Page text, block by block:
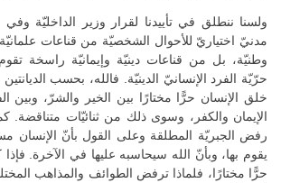
ولسنا ننطلق في تأييدنا لقرار وزير الداخليّة وفي
مدنيّ اختياريّ للأحوال الشخصيّة من قناعات
وطنيّة، بل من قناعات دينيّة وإيمانيّة راسخة
حرّيّة الفرد الإنسانيّ الدينيّة. فالله، بحسب
خلق الإنسان حرًّا مختارًا بين الخير والشرّ، وبين
الإيمان والكفر، وسوى ذلك من ثنائيّات متناقضة.
رفض الجبريّة المطلقة وعلى القول بأنّ الإنسان
يقوم بها، وبأنّ الله سيحاسبه عليها في الآخرة.
حرًّا مختارًا، فلماذا ترفض الطوائف والمذاهب